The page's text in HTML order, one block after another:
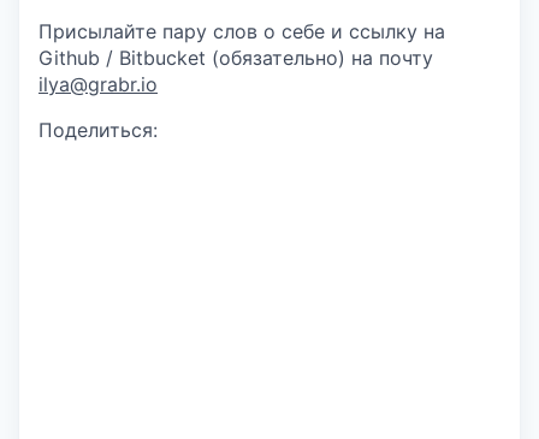
Присылайте пару слов о себе и ссылку на
Github / Bitbucket (обязательно) на почту
ilya@grabr.io
Поделиться: